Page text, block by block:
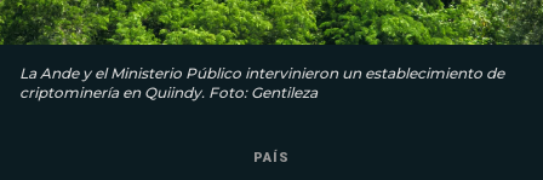
La Ande y el Ministerio Público intervinieron un establecimiento de
criptominería en Quiindy. Foto: Gentileza
PAÍS